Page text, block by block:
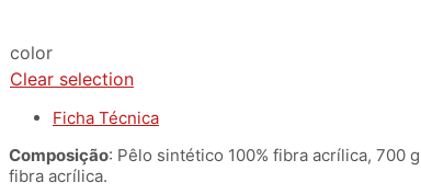
color
Clear selection
Ficha Técnica
Composição: Pêlo sintético 100% fibra acrílica, 700
fibra acrílica.